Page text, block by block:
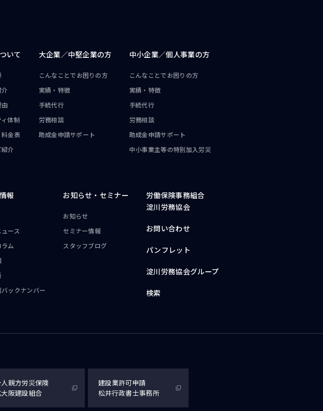
いて
由
体制
金表
介
大企業／中堅企業の方
こんなことでお困りの方
実績・特徴
手続代行
労務相談
助成金申請サポート
中小企業／個人事業の方
こんなことでお困りの方
実績・特徴
手続代行
労務相談
助成金申請サポート
中小事業主等の特別加入労災
報
ース
ム
バックナンバー
お知らせ・ セミナー
お知らせ
セミナー情報
スタッフブログ
労働保険事務組合
淀川労務協会
お問い合わせ
パンフレット
淀川労務協会グループ
検索
親方労災保険
阪建設組合
建設業許可申請
松井行政書士事務所